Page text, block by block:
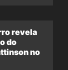
revela
do
no